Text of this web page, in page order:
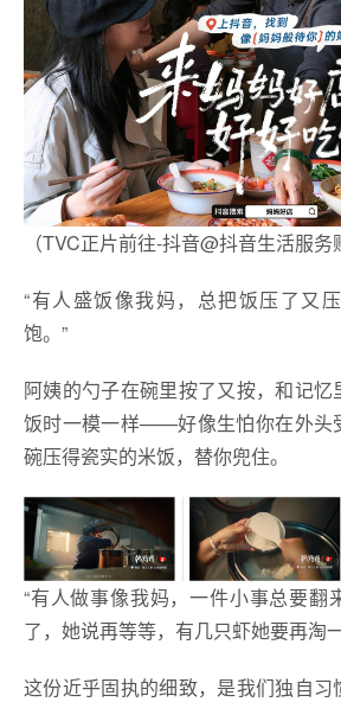
（TVC正片前往-抖音@抖音生活服务
“有人盛饭像我妈，总把饭压了又
饱。”
阿姨的勺子在碗里按了又按，和记
饭时一模一样——好像生怕你在外头
碗压得瓷实的米饭，替你兜住。
“有人做事像我妈，一件小事总要翻
了，她说再等等，有几只虾她要再淘
这份近乎固执的细致，是我们独自